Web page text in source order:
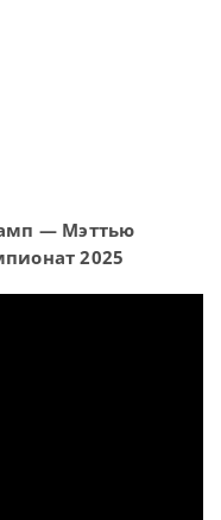
— Мэттью
2025